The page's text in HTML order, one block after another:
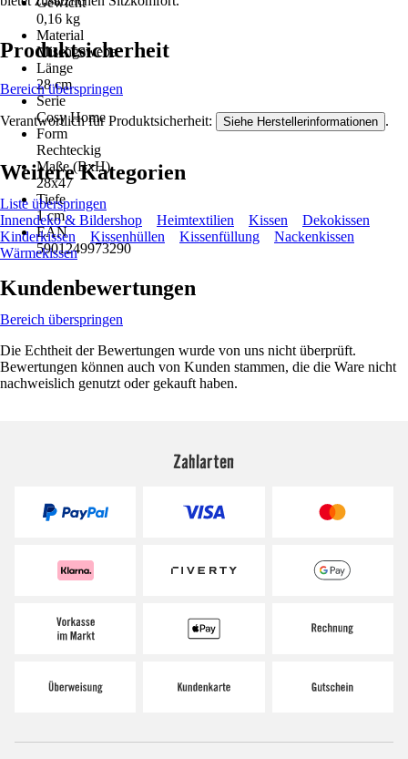
0,16 kg
Material
Mischgewebe
Länge
28 cm
Serie
Cosy Home
Form
Rechteckig
Maße (BxH)
28x47
Tiefe
1 cm
EAN
5901249973290
Produktsicherheit
Bereich überspringen
Verantwortlich für Produktsicherheit: Siehe Herstellerinformationen .
Weitere Kategorien
Liste überspringen
Innendeko & Bildershop
Heimtextilien Kissen
Dekokissen
Kinderkissen
Kissenhüllen Kissenfüllung
Nackenkissen
Wärmekissen
Kundenbewertungen
Bereich überspringen
Die Echtheit der Bewertungen wurde von uns nicht überprüft.
Bewertungen können auch von Kunden stammen, die die Ware nicht
nachweislich genutzt oder gekauft haben.
Zahlarten